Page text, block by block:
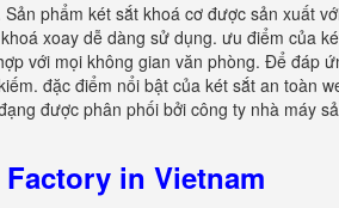
phẩm két sắt khoá cơ được sản xuất
xoay dễ dàng sử dụng. ưu điểm của
với mọi không gian văn phòng. Để đáp
đặc điểm nổi bật của két sắt an toàn
được phân phối bởi công ty nhà máy
Factory in Vietnam